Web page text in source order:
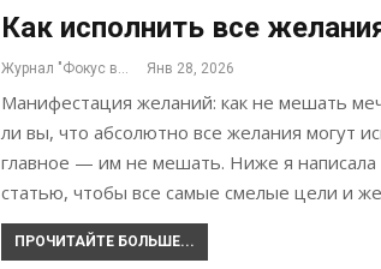
Как исполнить все
Журнал "Фокус внимания" Янв 28, 2026
Манифестация желаний: как не мешать
ли вы, что абсолютно все желания могут
главное — им не мешать. Ниже я написала
статью, чтобы все самые смелые цели и
ПРОЧИТАЙТЕ БОЛЬШЕ...